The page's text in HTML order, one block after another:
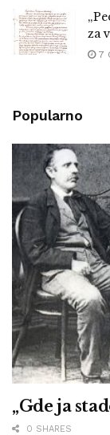
za
7
Popularno
„Gde ja
0 SHARES